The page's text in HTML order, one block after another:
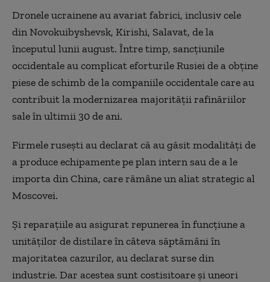
Dronele ucrainene au avariat fabrici, inclusiv cele
din Novokuibyshevsk, Kirishi, Salavat, de la
începutul lunii august. Între timp, sancțiunile
occidentale au complicat eforturile Rusiei de a obține
piese de schimb de la companiile occidentale care au
contribuit la modernizarea majorității rafinăriilor
sale în ultimii 30 de ani.
Firmele rusești au declarat că au găsit modalități de
a produce echipamente pe plan intern sau de a le
importa din China, care rămâne un aliat strategic al
Moscovei.
Și reparațiile au asigurat repunerea în funcțiune a
unităților de distilare în câteva săptămâni în
majoritatea cazurilor, au declarat surse din
industrie. Dar acestea sunt costisitoare și uneori